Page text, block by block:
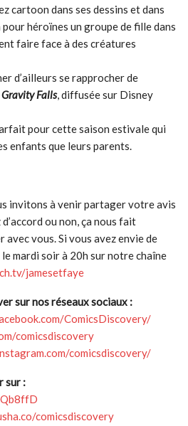
cartoon dans ses dessins et dans
pour héroïnes un groupe de fille dans
faire face à des créatures
d’ailleurs se rapprocher de
Gravity Falls, diffusée sur Disney
pour cette saison estivale qui
enfants que leurs parents.
invitons à venir partager votre avis
ou non, ça nous fait
avec vous. Si vous avez envie de
le mardi soir à 20h sur notre chaîne
jamesetfaye
sur nos réseaux sociaux :
ComicsDiscovery/
comicsdiscovery
comicsdiscovery/
sur :
comicsdiscovery